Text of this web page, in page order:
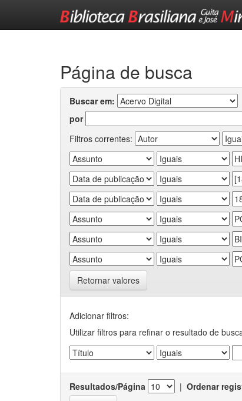
Página de busca
Buscar em:
por
Filtros correntes:
Retornar valores
Adicionar filtros:
Utilizar filtros para refinar o resultado de
Resultados/Página | Ordenar